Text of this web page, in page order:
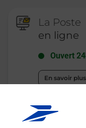
La Poste
en ligne
Ouvert
En savoir plus